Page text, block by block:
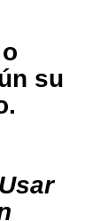
o
su
Usar